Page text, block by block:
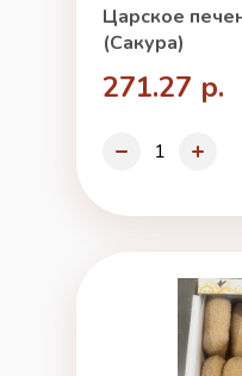
Царское
(Сакура)
271.27 р.